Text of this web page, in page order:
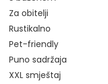
Za obitelji
Rustikalno
Pet-friendly
Puno sadržaja
XXL smještaj